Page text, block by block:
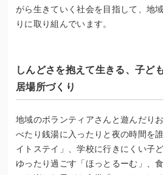
がら生きていく社会を目指して、地
りに取り組んでいます。
しんどさを抱えて生きる、子ど
居場所づくり
地域のボランティアさんと遊んだり
べたり銭湯に入ったりと夜の時間を
イトステイ」、学校に行きにくい子
ゆったり過ごす「ほっとるーむ」、